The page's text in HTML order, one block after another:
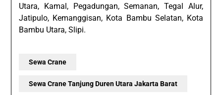
Utara, Kamal, Pegadungan, Semanan, Tegal Alur,
Jatipulo, Kemanggisan, Kota Bambu Selatan, Kota
Bambu Utara, Slipi.
Sewa Crane
Sewa Crane Tanjung Duren Utara Jakarta Barat